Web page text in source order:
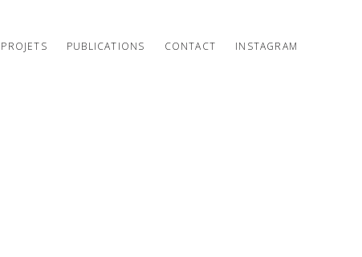
PROJETS PUBLICATIONS CONTACT INSTAGRAM